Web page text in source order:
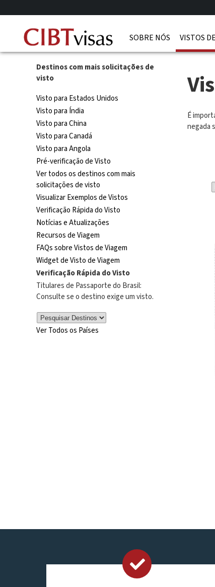
SOBRE NÓS VISTOS
Destinos com mais solicitações de
visto
Visto para Estados Unidos
Visto para Índia
Visto para China
Visto para Canadá
Visto para Angola
Pré-verificação de Visto
Ver todos os destinos com mais
solicitações de visto
Visualizar Exemplos de Vistos
Verificação Rápida do Visto
Notícias e Atualizações
Recursos de Viagem
FAQs sobre Vistos de Viagem
Widget de Visto de Viagem
Verificação Rápida do Visto
Titulares de Passaporte do Brasil:
Consulte se o destino exige um visto.
Ver Todos os Países
É
negada